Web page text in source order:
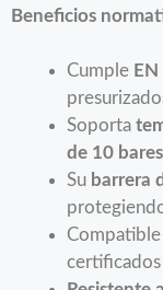
Beneficios
Cumple
Soporta
de 10 bares
Su barrera
certificados